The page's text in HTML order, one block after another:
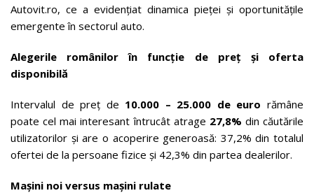
Autovit.ro, ce a evidențiat dinamica pieței și oportunitățile
emergente în sectorul auto.
Alegerile românilor în funcție de preț și oferta
disponibilă
Intervalul de preț de 10.000 – 25.000 de euro rămâne
poate cel mai interesant întrucât atrage 27,8% din căutările
utilizatorilor și are o acoperire generoasă: 37,2% din totalul
ofertei de la persoane fizice și 42,3% din partea dealerilor.
Mașini noi versus mașini rulate